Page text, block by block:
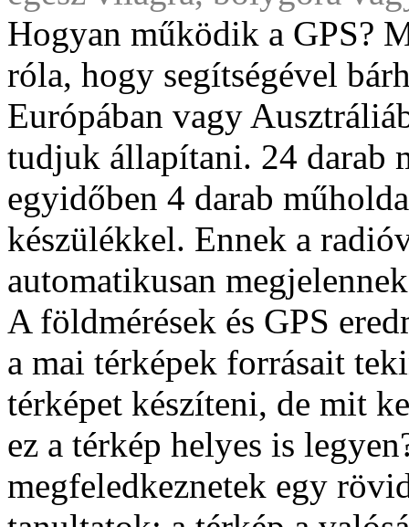
Hogyan működik a GPS?
róla, hogy segítségével
Európában vagy
tudjuk állapítani. 24 darab
egyidőben 4 darab
készülékkel. Ennek a
automatikusan
A földmérések és GPS
a mai térképek forrásait
térképet készíteni, de mit
ez a térkép helyes is
megfeledkeznetek egy